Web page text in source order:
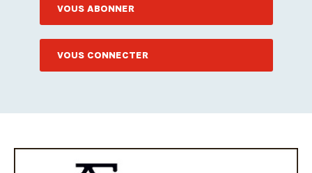
VOUS ABONNER
VOUS CONNECTER